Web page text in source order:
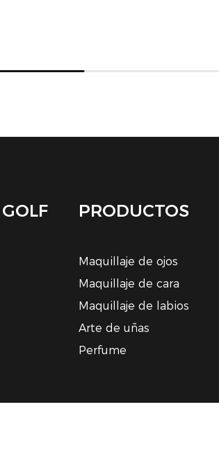
PRODUCTOS
Maquillaje de ojos
Maquillaje de cara
Maquillaje de labios
Arte de uñas
Perfume